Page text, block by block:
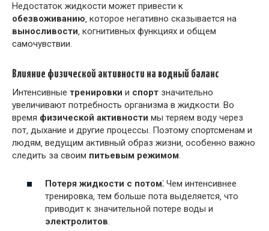
Недостаток жидкости может привести к
обезвоживанию‚ которое негативно сказывается на
выносливости‚ когнитивных функциях и общем
самочувствии.
Влияние физической активности на водный баланс
Интенсивные тренировки и спорт значительно
увеличивают потребность организма в жидкости. Во
время физической активности мы теряем воду через
пот‚ дыхание и другие процессы. Поэтому спортсменам и
людям‚ ведущим активный образ жизни‚ особенно важно
следить за своим питьевым режимом.
Потеря жидкости с потом⁚ Чем интенсивнее
тренировка‚ тем больше пота выделяется‚ что
приводит к значительной потере воды и
электролитов.